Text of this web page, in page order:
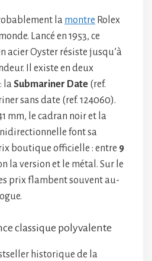
la montre Rolex
Lancé en 1953, ce
acier Oyster résiste jusqu’à
Il existe en deux
laSubmariner Date (ref.
sans date (ref. 124060).
mm, le cadran noir et la
font sa
boutique officielle : entre 9
la version et le métal. Sur le
prix flambent souvent au-
classique polyvalente
historique de la